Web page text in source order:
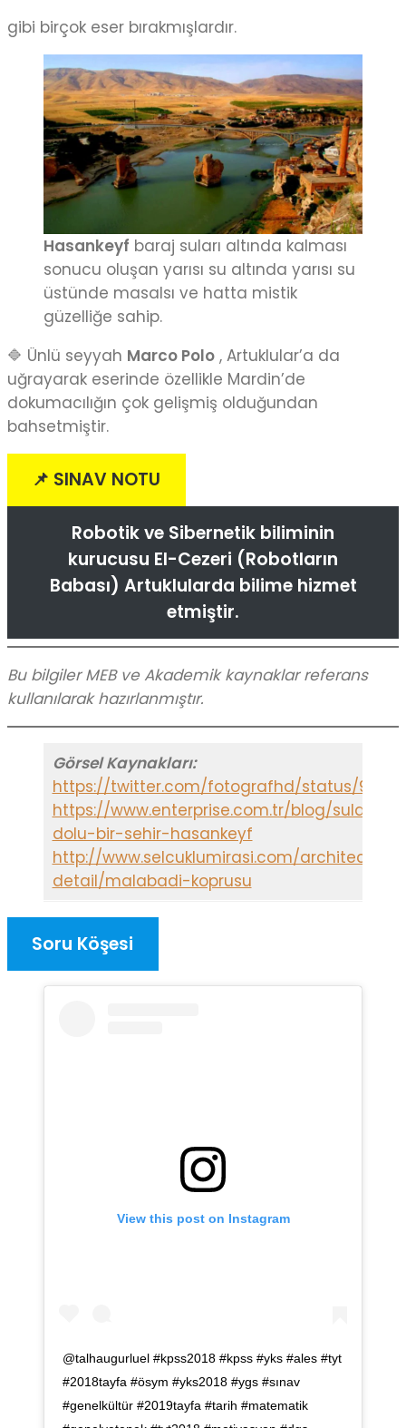
gibi birçok eser bırakmışlardır.
Hasankeyf baraj suları altında kalması
sonucu oluşan yarısı su altında yarısı su
üstünde masalsı ve hatta mistik
güzelliğe sahip.
🔷 Ünlü seyyah Marco Polo , Artuklular’a da
uğrayarak eserinde özellikle Mardin’de
dokumacılığın çok gelişmiş olduğundan
bahsetmiştir.
📌 SINAV NOTU
Robotik ve Sibernetik biliminin
kurucusu El-Cezeri (Robotların
Babası) Artuklularda bilime hizmet
etmiştir.
Bu bilgiler MEB ve Akademik kaynaklar referans
kullanılarak hazırlanmıştır.
Görsel Kaynakları:
https://twitter.com/fotografhd/status/
https://www.enterprise.com.tr/blog/sular-
dolu-bir-sehir-hasankeyf
http://www.selcuklumirasi.com/architecture-
detail/malabadi-koprusu
Soru Köşesi
View this post on Instagram
@talhaugurluel #kpss2018 #kpss #yks #ales #tyt
#2018tayfa #ösym #yks2018 #ygs #sınav
#genelkültür #2019tayfa #tarih #matematik